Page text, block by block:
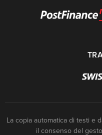
La copia automatica di testi e
il consenso del